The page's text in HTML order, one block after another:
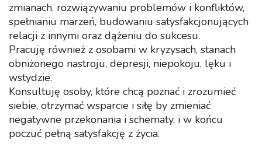
zmianach, rozwiązywaniu problemów i konfliktów,
spełnianiu marzeń, budowaniu satysfakcjonujących
relacji z innymi oraz dążeniu do sukcesu.
Pracuję również z osobami w kryzysach, stanach
obniżonego nastroju, depresji, niepokoju, lęku i
wstydzie.
Konsultuję osoby, które chcą poznać i zrozumieć
siebie, otrzymać wsparcie i siłę by zmieniać
negatywne przekonania i schematy, i w końcu
poczuć pełną satysfakcję z życia.